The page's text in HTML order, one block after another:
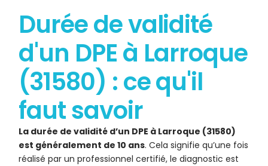
Durée de validité
d'un DPE à Larroque
(31580) : ce qu'il
faut savoir
La durée de validité d’un DPE à Larroque (31580)
est généralement de 10 ans. Cela signifie qu’une fois
réalisé par un professionnel certifié, le diagnostic est